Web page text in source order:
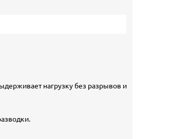
нагрузку без разрывов и